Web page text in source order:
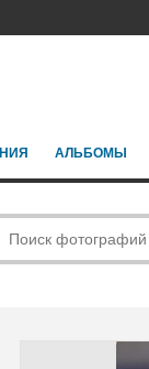
АЛЬБОМЫ